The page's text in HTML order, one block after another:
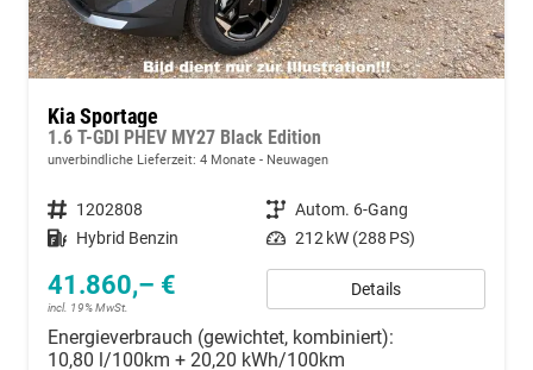
Kia Sportage
1.6 T-GDI PHEV MY27 Black Edition
unverbindliche Lieferzeit: 4 Monate Neuwagen
Fahrzeugnummer 1202808 Getriebe Autom. 6-Gang
Kraftstoff Hybrid Benzin Leistung 212 kW (288 PS)
41.860,– €
incl. 19% MwSt.
Details
Energieverbrauch (gewichtet, kombiniert):
10,80 l/100km + 20,20 kWh/100km